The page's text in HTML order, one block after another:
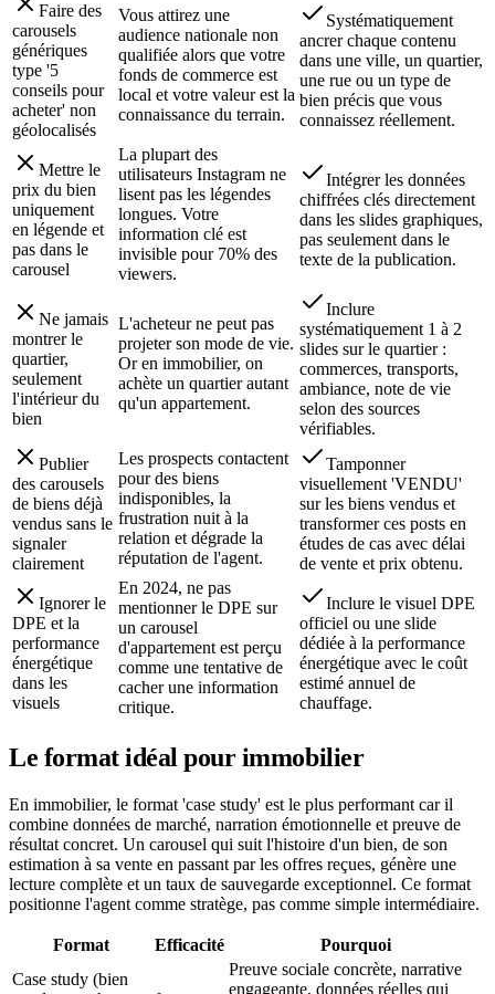
Faire des
carousels
génériques
type '5
conseils pour
acheter' non
géolocalisés
Vous attirez une
audience nationale non
qualifiée alors que votre
fonds de commerce est
local et votre valeur est la
connaissance du terrain.
Systématiquement
ancrer chaque contenu
dans une ville, un quartier,
une rue ou un type de
bien précis que vous
connaissez réellement.
Mettre le
prix du bien
uniquement
en légende et
pas dans le
carousel
La plupart des
utilisateurs Instagram ne
lisent pas les légendes
longues. Votre
information clé est
invisible pour 70% des
viewers.
Intégrer les données
chiffrées clés directement
dans les slides graphiques,
pas seulement dans le
texte de la publication.
Ne jamais
montrer le
quartier,
seulement
l'intérieur du
bien
L'acheteur ne peut pas
projeter son mode de vie.
Or en immobilier, on
achète un quartier autant
qu'un appartement.
Inclure
systématiquement 1 à 2
slides sur le quartier :
commerces, transports,
ambiance, note de vie
selon des sources
vérifiables.
Publier
des carousels
de biens déjà
vendus sans le
signaler
clairement
Les prospects contactent
pour des biens
indisponibles, la
frustration nuit à la
relation et dégrade la
réputation de l'agent.
Tamponner
visuellement 'VENDU'
sur les biens vendus et
transformer ces posts en
études de cas avec délai
de vente et prix obtenu.
Ignorer le
DPE et la
performance
énergétique
dans les
visuels
En 2024, ne pas
mentionner le DPE sur
un carousel
d'appartement est perçu
comme une tentative de
cacher une information
critique.
Inclure le visuel DPE
officiel ou une slide
dédiée à la performance
énergétique avec le coût
estimé annuel de
chauffage.
Le format idéal pourimmobilier
En immobilier, le format 'case study' est le plus performant car il
combine données de marché, narration émotionnelle et preuve de
résultat concret. Un carousel qui suit l'histoire d'un bien, de son
estimation à sa vente en passant par les offres reçues, génère une
lecture complète et un taux de sauvegarde exceptionnel. Ce format
positionne l'agent comme stratège, pas comme simple intermédiaire.
Format Efficacité
Pourquoi
Case study (bien
Preuve sociale concrète, narrative
engageante, données réelles qui